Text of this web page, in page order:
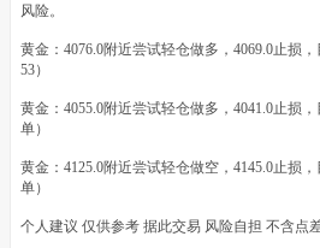
风险。
黄金：4076.0附近尝试轻仓做多，4069.0止损，
53）
黄金：4055.0附近尝试轻仓做多，4041.0止损
单）
黄金：4125.0附近尝试轻仓做空，4145.0止损
单）
个人建议 仅供参考 据此交易 风险自担 不含点